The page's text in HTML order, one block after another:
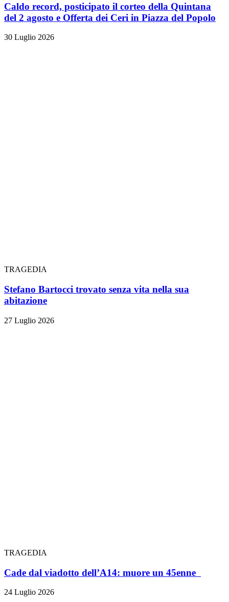
Caldo record, posticipato il corteo della Quintana
del 2 agosto e Offerta dei Ceri in Piazza del Popolo
30 Luglio 2026
TRAGEDIA
Stefano Bartocci trovato senza vita nella sua
abitazione
27 Luglio 2026
TRAGEDIA
Cade dal viadotto dell’A14: muore un 45enne
24 Luglio 2026